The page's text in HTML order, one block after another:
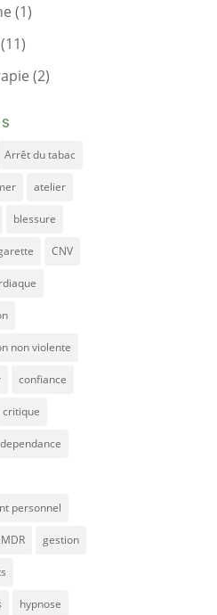
(1)
(11)
(2)
Arrêt du tabac
atelier
blessure
CNV
non violente
confiance
critique
dependance
personnel
gestion
hypnose